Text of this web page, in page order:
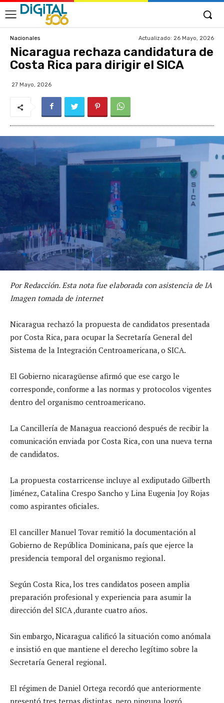
Nacionales Actualizado: 26 Mayo, 2026
Nicaragua rechaza candidatura de
Costa Rica para dirigir el SICA
27 Mayo, 2026
Por Redacción. Esta nota fue elaborada con asistencia de IA
Imagen tomada de internet
Nicaragua rechazó la propuesta de candidatos presentada
por Costa Rica, para ocupar la Secretaría General del
Sistema de la Integración Centroamericana, o SICA.
El Gobierno nicaragüense afirmó que ese cargo le
corresponde, conforme a las normas y protocolos vigentes
dentro del organismo centroamericano.
La Cancillería de Managua reaccionó después de recibir la
comunicación enviada por Costa Rica, con una nueva terna
de candidatos.
La propuesta costarricense incluye al exdiputado Gilberth
Jiménez, Catalina Crespo Sancho y Lina Eugenia Joy Rojas
como aspirantes oficiales.
El canciller Manuel Tovar remitió la documentación al
Gobierno de República Dominicana, país que ejerce la
presidencia temporal del organismo regional.
Según Costa Rica, los tres candidatos poseen amplia
preparación profesional y experiencia para asumir la
dirección del SICA ,durante cuatro años.
Sin embargo, Nicaragua calificó la situación como anómala
e insistió en que mantiene el derecho legítimo sobre la
Secretaría General regional.
El régimen de Daniel Ortega recordó que anteriormente
presentó tres ternas distintas, pero ninguna logró